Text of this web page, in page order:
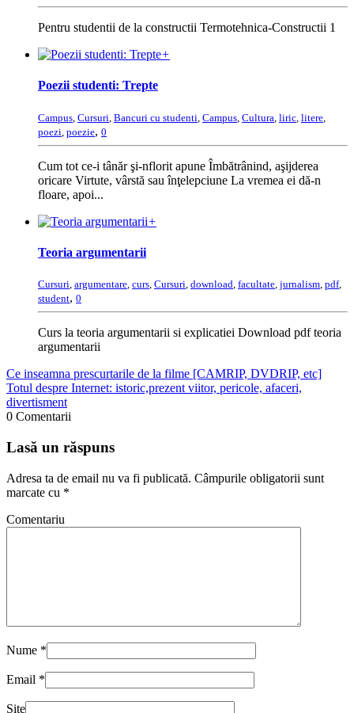
Pentru studentii de la constructii Termotehnica-Constructii 1
+
Poezii studenti: Trepte
Campus Cursuri Bancuri cu studenti Campus Cultura liric litere
poezi poezie, 0
Cum tot ce-i tânăr şi-nflorit apune Îmbătrânind, aşijderea
oricare Virtute, vârstă sau înţelepciune La vremea ei dă-n
floare, apoi...
+
Teoria argumentarii
Cursuri, argumentare, curs, Cursuri, download, facultate, jurnalism, pdf,
student, 0
Curs la teoria argumentarii si explicatiei Download pdf teoria
argumentarii
Ce inseamna prescurtarile de la filme [CAMRIP, DVDRIP, etc]
Totul despre Internet: istoric,prezent viitor, pericole, afaceri,
divertisment
0 Comentarii
Lasă un răspuns
Adresa ta de email nu va fi publicată. Câmpurile obligatorii sunt
marcate cu *
Comentariu
Nume *
Email *
Site